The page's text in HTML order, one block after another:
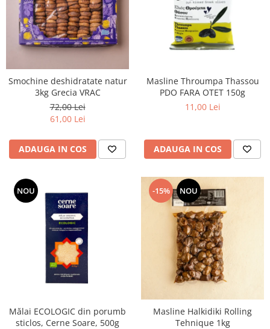
Smochine deshidratate natur
3kg Grecia VRAC
72,00 Lei
61,00 Lei
ADAUGA IN COS
Masline Throumpa Thassou
PDO FARA OTET 150g
11,00 Lei
ADAUGA IN COS
NOU
Mălai ECOLOGIC din porumb
sticlos, Cerne Soare, 500g
-15% NOU
Masline Halkidiki Rolling
Tehnique 1kg